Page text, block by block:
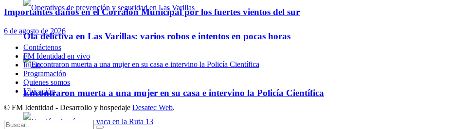
Ola delictiva en Las Varillas: varios robos e intentos en pocas horas
Encontraron muerta a una mujer en su casa e intervino la Policía Científica
Importantes daños en el Corralón Municipal por los fuertes vientos del sur
6 de agosto de 2026
Contáctenos
FM Identidad en vivo
Inicio
Programación
Quienes somos
Ubicación
© FM Identidad - Desarrollo y hospedaje Desatec Web.